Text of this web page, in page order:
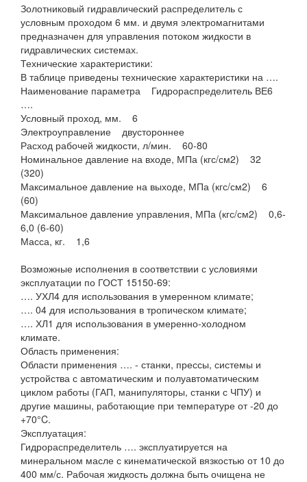
Золотниковый гидравлический распределитель с
условным проходом 6 мм. и двумя электромагнитами
предназначен для управления потоком жидкости в
гидравлических системах.
Технические характеристики:
В таблице приведены технические характеристики на ….
Наименование параметра Гидрораспределитель ВЕ6
….
Условный проход, мм. 6
Электроуправление двустороннее
Расход рабочей жидкости, л/мин. 60-80
Номинальное давление на входе, МПа (кгс/см2) 32
(320)
Максимальное давление на выходе, МПа (кгс/см2) 6
(60)
Максимальное давление управления, МПа (кгс/см2) 0,6-
6,0 (6-60)
Масса, кг. 1,6
Возможные исполнения в соответствии с условиями
эксплуатации по ГОСТ 15150-69:
…. УХЛ4 для использования в умеренном климате;
…. 04 для использования в тропическом климате;
…. ХЛ1 для использования в умеренно-холодном
климате.
Область применения:
Области применения …. - станки, прессы, системы и
устройства с автоматическим и полуавтоматическим
циклом работы (ГАП, манипуляторы, станки с ЧПУ) и
другие машины, работающие при температуре от -20 до
+70°C.
Эксплуатация:
Гидрораспределитель …. эксплуатируется на
минеральном масле с кинематической вязкостью от 10 до
400 мм/с. Рабочая жидкость должна быть очищена не